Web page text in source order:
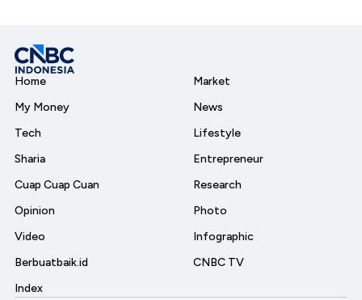
Home
My Money
Tech
Sharia
Cuap Cuap Cuan
Opinion
Video
Berbuatbaik.id
Index
Market
News
Lifestyle
Entrepreneur
Research
Photo
Infographic
CNBC TV